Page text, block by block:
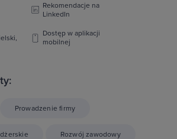
Rekomendacje na
LinkedIn
Dostęp w aplikacji
mobilnej
Prowadzenie firmy
Rozwój zawodowy